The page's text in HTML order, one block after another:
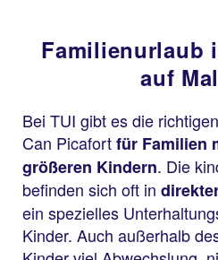
Familienurlaub
auf
Bei TUI gibt es die
Can Picafortfür Familien
größeren Kindern. Die
befinden sich oft in
ein spezielles
Kinder. Auch außerhalb